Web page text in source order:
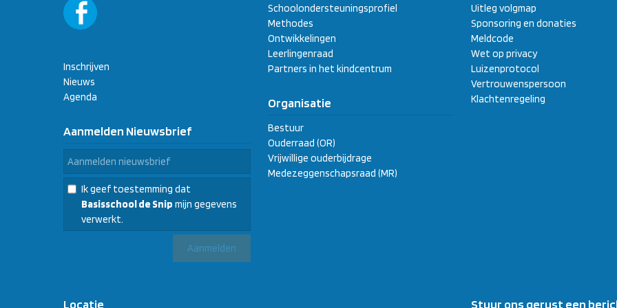
Inschrijven
Nieuws
Agenda
Aanmelden Nieuwsbrief
Ik geef toestemming dat
Basisschool de Snip mijn gegevens
verwerkt.
Schoolondersteuningsprofiel
Methodes
Ontwikkelingen
Leerlingenraad
Partners in het kindcentrum
Organisatie
Bestuur
Ouderraad (OR)
Vrijwillige ouderbijdrage
Medezeggenschapsraad (MR)
Uitleg volgmap
Sponsoring en donaties
Meldcode
Wet op privacy
Luizenprotocol
Vertrouwenspersoon
Klachtenregeling
Locatie Stuur ons gerust een